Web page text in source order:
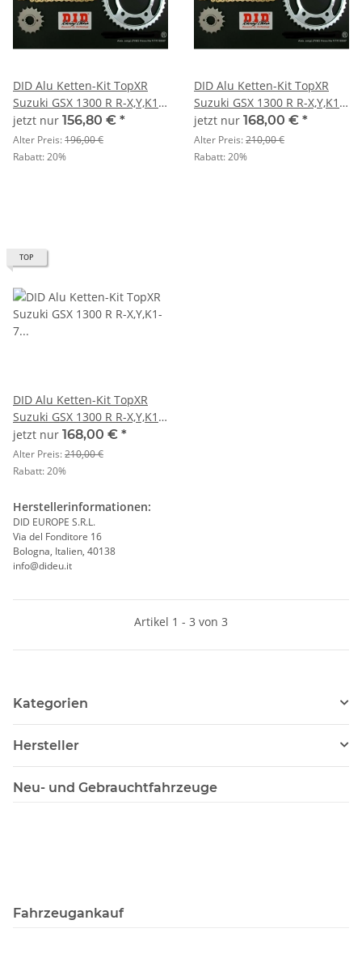
DID Alu Ketten-Kit TopXR
Suzuki GSX 1300 R R-X,Y,K1-
7 JS1A1 Bj. 99-07 U520
jetzt nur 156,80 € *
Alter Preis:196,00 €
Rabatt:20%
DID Alu Ketten-Kit TopXR
Suzuki GSX 1300 R R-X,Y,K1-
7 JS1A1 Bj. 99-07 U520
jetzt nur 168,00 € *
Alter Preis:210,00 €
Rabatt:20%
TOP
DID Alu Ketten-Kit TopXR
Suzuki GSX 1300 R R-X,Y,K1-
7 JS1A1 Bj. 99-07 U520
jetzt nur 168,00 € *
Alter Preis:210,00 €
Rabatt:20%
Herstellerinformationen:
DID EUROPE S.R.L.
Via del Fonditore 16
Bologna, Italien, 40138
info@dideu.it
Artikel 1 - 3 von 3
Kategorien
Hersteller
Neu- und Gebrauchtfahrzeuge
Fahrzeugankauf